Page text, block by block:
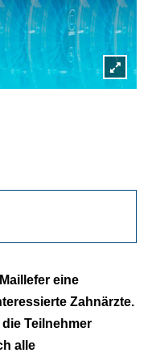
Lightbox
Ein-Tages-Kurse
eine
Zahnärzte.
Teilnehmer
alle